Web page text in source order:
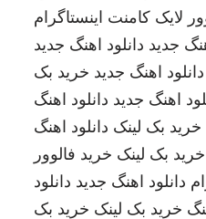
لایک کامنت اینستاگرام
جدید دانلود اهنگ جدید
دانلود اهنگ جدید خرید بک
اهنگ جدید دانلود اهنگ
خرید بک لینک دانلود اهنگ
خرید بک لینک خرید فالوور
دانلود اهنگ جدید دانلود
خرید بک لینک خرید بک